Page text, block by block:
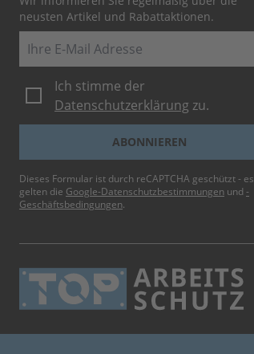
neusten Artikel und Rabattaktionen.
E-Mail
Ich stimme der
Datenschutzerklärung zu.
ABONNIEREN
Dieses Formular ist durch reCAPTCHA geschützt - es
gelten die Google-Datenschutzbestimmungen und -
Geschäftsbedingungen.